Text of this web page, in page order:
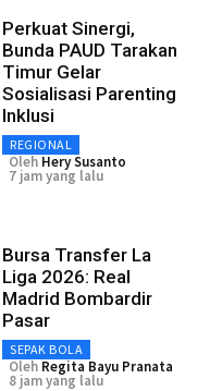
Perkuat Sinergi,
Bunda PAUD Tarakan
Timur Gelar
Sosialisasi Parenting
Inklusi
REGIONAL
Oleh Hery Susanto
7 jam yang lalu
Bursa Transfer La
Liga 2026: Real
Madrid Bombardir
Pasar
SEPAK BOLA
Oleh Regita Bayu Pranata
8 jam yang lalu